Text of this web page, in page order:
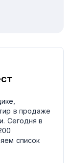
в продаже
Сегодня в
список